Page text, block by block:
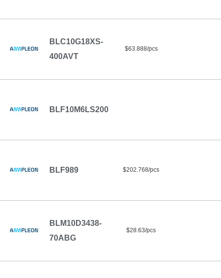
BLC10G18XS-
400AVT
$63.888/pcs
BLF10M6LS200
BLF989 $202.768/pcs
BLM10D3438-
70ABG
$28.63/pcs